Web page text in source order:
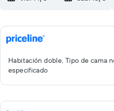
Habitación doble, Tipo de cama
especificado